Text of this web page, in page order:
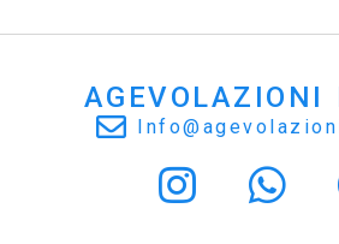
AGEVOLAZIONI